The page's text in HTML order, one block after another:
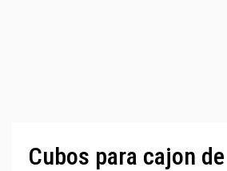
Cubos para cajon